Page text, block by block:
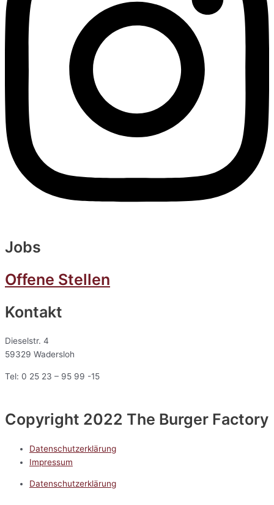
Jobs
Offene Stellen
Kontakt
Dieselstr. 4
59329 Wadersloh
Tel: 0 25 23 – 95 99 -15
Copyright 2022 The Burger Factory
Datenschutzerklärung
Impressum
Datenschutzerklärung